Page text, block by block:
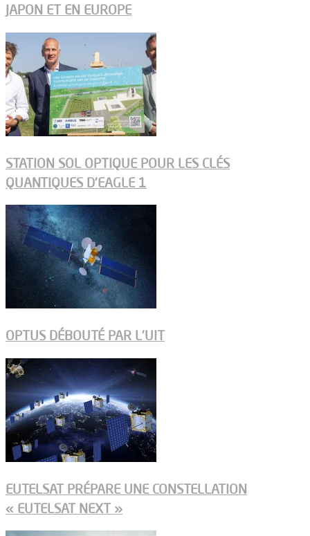
JAPON ET EN EUROPE
STATION SOL OPTIQUE POUR LES CLÉS
QUANTIQUES D’EAGLE 1
OPTUS DÉBOUTÉ PAR L’UIT
EUTELSAT PRÉPARE UNE CONSTELLATION
« EUTELSAT NEXT »